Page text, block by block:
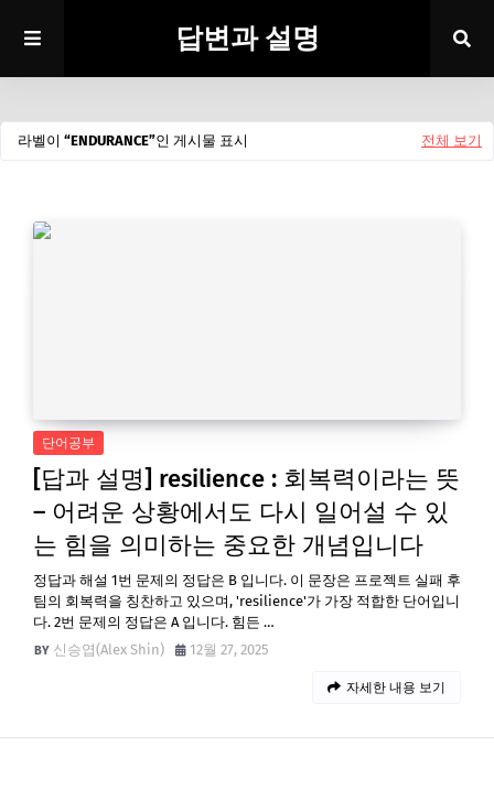
답변과 설명
라벨이 ENDURANCE 인 게시물 표시 전체 보기
단어공부
[답과 설명] resilience : 회복력이라는 뜻
– 어려운 상황에서도 다시 일어설 수 있
는 힘을 의미하는 중요한 개념입니다
정답과 해설 1번 문제의 정답은 B 입니다. 이 문장은 프로젝트 실패 후
팀의 회복력을 칭찬하고 있으며, 'resilience'가 가장 적합한 단어입니
다. 2번 문제의 정답은 A 입니다. 힘든 …
신승엽(Alex Shin)
12월 27, 2025
자세한 내용 보기